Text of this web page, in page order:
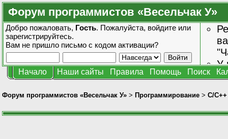
Форум программистов «Весельчак У»
Добро пожаловать, Гость. Пожалуйста, войдите или
зарегистрируйтесь.
Вам не пришло письмо с кодом активации?
У
Начало Наши сайты Правила Помощь Поиск
Форум программистов «Весельчак У» > Программирование > C/C++